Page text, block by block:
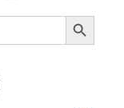
SEARCH BUTTON